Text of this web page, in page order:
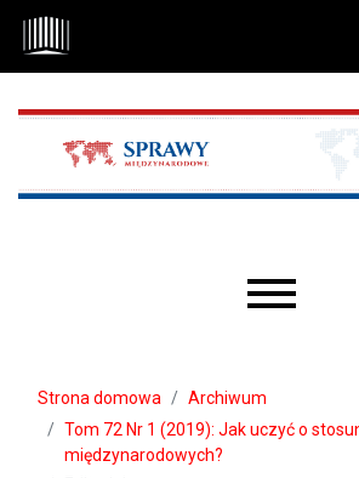
Przejdź do głównego menu
Przejdź do sekcji głównej
Przejdź do stopki
Strona domowa
Archiwum
Tom 72 Nr 1 (2019): Jak uczyć o
międzynarodowych?